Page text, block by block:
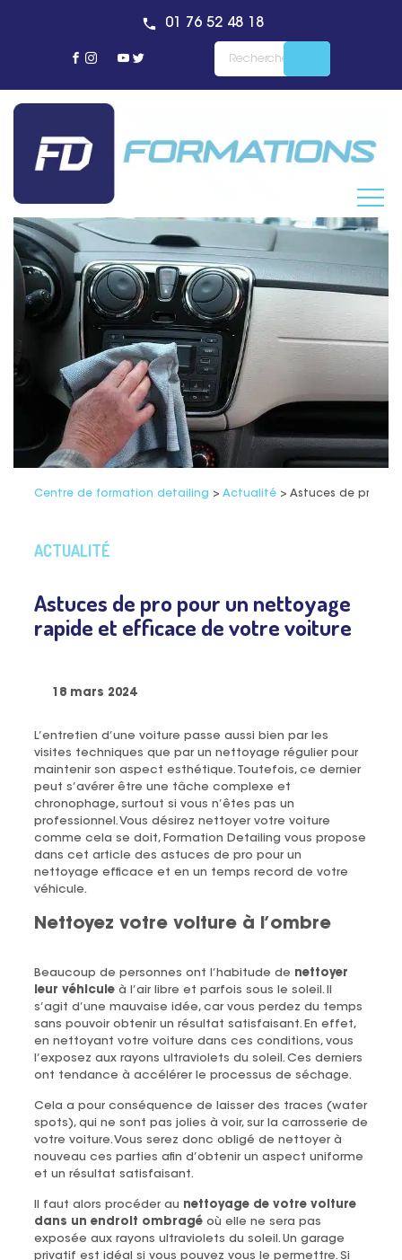
01 76 52 48 18
Centre de formation detailing > Actualité> Astuces de pro
ACTUALITÉ
Astuces de pro pour un nettoyage
rapide et efficace de votre voiture
18 mars 2024
L’entretien d’une voiture passe aussi bien par les
visites techniques que par un nettoyage régulier pour
maintenir son aspect esthétique. Toutefois, ce dernier
peut s’avérer être une tâche complexe et
chronophage, surtout si vous n’êtes pas un
professionnel. Vous désirez nettoyer votre voiture
comme cela se doit, Formation Detailing vous propose
dans cet article des astuces de pro pour un
nettoyage efficace et en un temps record de votre
véhicule.
Nettoyez votre voiture à l’ombre
Beaucoup de personnes ont l’habitude de nettoyer
leur véhiculeà l’air libre et parfois sous le soleil. Il
s’agit d’une mauvaise idée, car vous perdez du temps
sans pouvoir obtenir un résultat satisfaisant. En effet,
en nettoyant votre voiture dans ces conditions, vous
l’exposez aux rayons ultraviolets du soleil. Ces derniers
ont tendance à accélérer le processus de séchage.
Cela a pour conséquence de laisser des traces (water
spots), qui ne sont pas jolies à voir, sur la carrosserie de
votre voiture. Vous serez donc obligé de nettoyer à
nouveau ces parties afin d’obtenir un aspect uniforme
et un résultat satisfaisant.
Il faut alors procéder au nettoyage de votre voiture
dans un endroit ombragéoù elle ne sera pas
exposée aux rayons ultraviolets du soleil. Un garage
privatif est idéal si vous pouvez vous le permettre. Si